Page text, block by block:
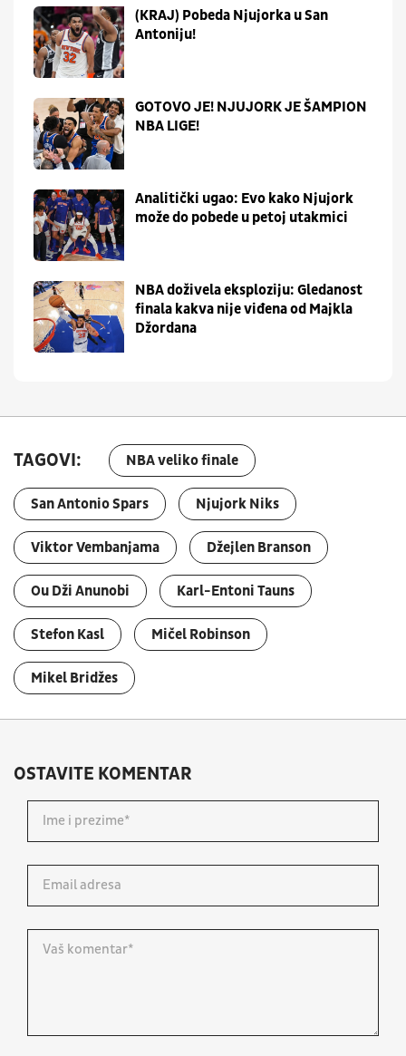
(KRAJ) Pobeda Njujorka u San
Antoniju!
GOTOVO JE! NJUJORK JE ŠAMPION
NBA LIGE!
Analitički ugao: Evo kako Njujork
može do pobede u petoj utakmici
NBA doživela eksploziju: Gledanost
finala kakva nije viđena od Majkla
Džordana
TAGOVI: NBA veliko finale
San Antonio Spars Njujork Niks
Viktor Vembanjama Džejlen Branson
Ou Dži Anunobi Karl-Entoni Tauns
Stefon Kasl Mičel Robinson
Mikel Bridžes
OSTAVITE KOMENTAR